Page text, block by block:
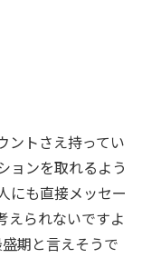
ントさえ持ってい
ョンを取れるよう
にも直接メッセー
えられないですよ
期と言えそうで